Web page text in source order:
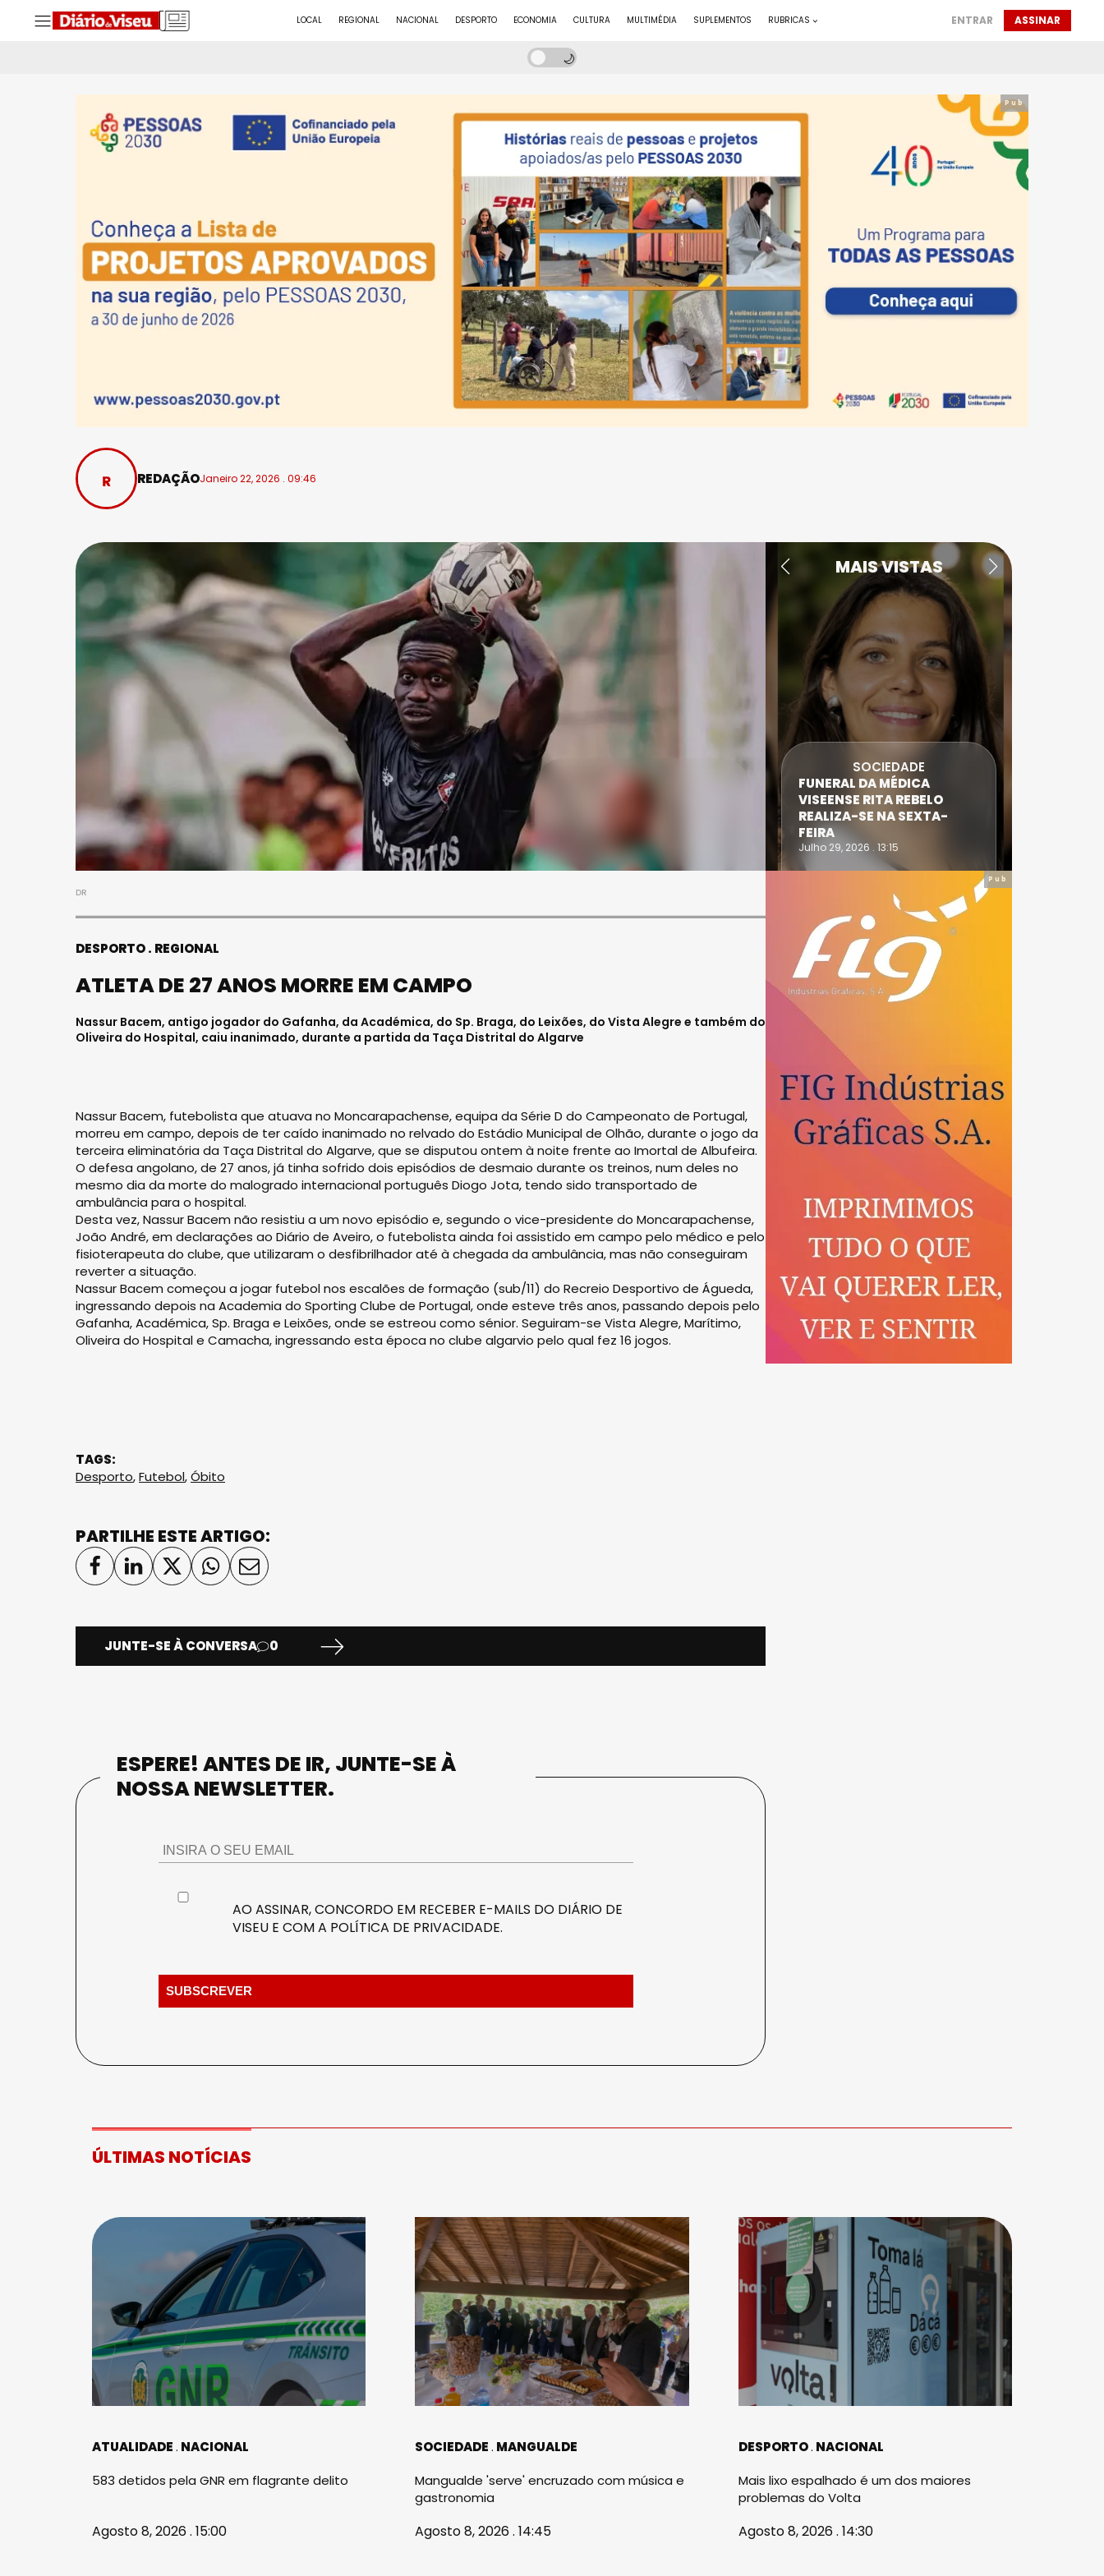
LOCAL REGIONAL NACIONAL DESPORTO ECONOMIA CULTURA MULTIMÉDIA SUPLEMENTOS RUBRICAS ENTRAR ASSINAR
Pub
REDAÇÃOJaneiro 22, 2026 . 09:46
DR
DESPORTO REGIONAL
ATLETA DE 27 ANOS MORRE EM CAMPO
Nassur Bacem, antigo jogador do Gafanha, da Académica, do Sp. Braga, do Leixões, do Vista Alegre e também do
Oliveira do Hospital, caiu inanimado, durante a partida da Taça Distrital do Algarve
Nassur Bacem, futebolista que atuava no Moncarapachense, equipa da Série D do Campeonato de Portugal,
morreu em campo, depois de ter caído inanimado no relvado do Estádio Municipal de Olhão, durante o jogo da
terceira eliminatória da Taça Distrital do Algarve, que se disputou ontem à noite frente ao Imortal de Albufeira.
O defesa angolano, de 27 anos, já tinha sofrido dois episódios de desmaio durante os treinos, num deles no
mesmo dia da morte do malogrado internacional português Diogo Jota, tendo sido transportado de
ambulância para o hospital.
Desta vez, Nassur Bacem não resistiu a um novo episódio e, segundo o vice-presidente do Moncarapachense,
João André, em declarações ao Diário de Aveiro, o futebolista ainda foi assistido em campo pelo médico e pelo
fisioterapeuta do clube, que utilizaram o desfibrilhador até à chegada da ambulância, mas não conseguiram
reverter a situação.
Nassur Bacem começou a jogar futebol nos escalões de formação (sub/11) do Recreio Desportivo de Águeda,
ingressando depois na Academia do Sporting Clube de Portugal, onde esteve três anos, passando depois pelo
Gafanha, Académica, Sp. Braga e Leixões, onde se estreou como sénior. Seguiram-se Vista Alegre, Marítimo,
Oliveira do Hospital e Camacha, ingressando esta época no clube algarvio pelo qual fez 16 jogos.
TAGS:
Desporto,Futebol,Óbito
PARTILHE ESTE ARTIGO:
JUNTE-SE À CONVERSA 0
ESPERE! ANTES DE IR, JUNTE-SE À
NOSSA NEWSLETTER.
AO ASSINAR, CONCORDO EM RECEBER E-MAILS DO DIÁRIO DE
VISEU E COM A POLÍTICA DE PRIVACIDADE.
MAIS VISTAS
SOCIEDADE
Julho 27, 2026 . 11:00
SOCIEDADE
FUNERAL DA MÉDICA
VISEENSE RITA REBELO
REALIZA-SE NA SEXTA-
FEIRA
Julho 29, 2026 . 13:15
Pub
ÚLTIMAS NOTÍCIAS
ATUALIDADE NACIONAL
583 detidos pela GNR em flagrante delito
Agosto 8, 2026 . 15:00
SOCIEDADE MANGUALDE
Mangualde 'serve' encruzado com música e
gastronomia
Agosto 8, 2026 . 14:45
DESPORTO NACIONAL
Mais lixo espalhado é um dos maiores
problemas do Volta
Agosto 8, 2026 . 14:30